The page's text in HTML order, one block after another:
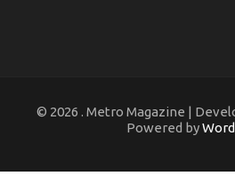
© 2026 . Metro Magazine |
Powered by